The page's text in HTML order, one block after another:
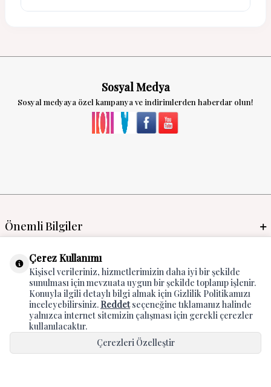
Sosyal Medya
Sosyal medyaya özel kampanya ve indirimlerden haberdar olun!
Önemli Bilgiler
Mayo İmalat & Toptan
Global Manufacturer
Adres & İletişim
Çerez Kullanımı
Kişisel verileriniz, hizmetlerimizin daha iyi bir şekilde
sunulması için mevzuata uygun bir şekilde toplanıp işlenir.
Konuyla ilgili detaylı bilgi almak için Gizlilik Politikamızı
inceleyebilirsiniz. Reddetseçeneğine tıklamanız halinde
yalnızca internet sitemizin çalışması için gerekli çerezler
kullanılacaktır.
Çerezleri Özelleştir